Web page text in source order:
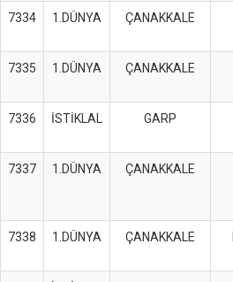
7334 1.DÜNYA ÇANAKKALE
7335 1.DÜNYA ÇANAKKALE
7336 İSTİKLAL GARP
7337 1.DÜNYA ÇANAKKALE
7338 1.DÜNYA ÇANAKKALE